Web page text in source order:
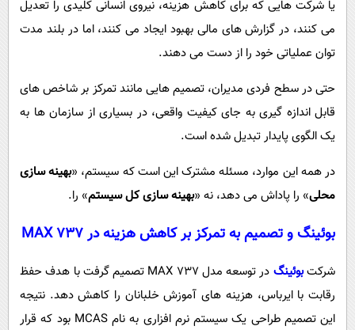
یا شرکت هایی که برای کاهش هزینه، نیروی انسانی کلیدی را تعدیل
می کنند، در گزارش های مالی بهبود ایجاد می کنند، اما در بلند مدت
توان عملیاتی خود را از دست می دهند.
حتی در سطح فردی مدیران، تصمیم هایی مانند تمرکز بر شاخص های
قابل اندازه گیری به جای کیفیت واقعی، در بسیاری از سازمان ها به
یک الگوی پایدار تبدیل شده است.
در همه این موارد، مسئله مشترک این است که سیستم، «بهینه سازی
محلی» را پاداش می دهد، نه «بهینه سازی کل سیستم» را.
بوئینگ و تصمیم به تمرکز بر کاهش هزینه در 737 MAX
شرکتبوئینگ
در توسعه مدل 737 MAX تصمیم گرفت با هدف حفظ
رقابت با ایرباس، هزینه های آموزش خلبانان را کاهش دهد. نتیجه
این تصمیم طراحی یک سیستم نرم افزاری به نام MCAS بود که قرار